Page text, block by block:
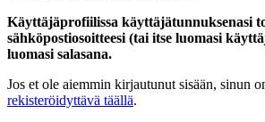
Käyttäjäprofiilissa käyttäjätunnuksenasi
sähköpostiosoitteesi (tai itse luomasi
luomasi salasana.
Jos et ole aiemmin kirjautunut sisään, sinun
rekisteröidyttävä täällä.